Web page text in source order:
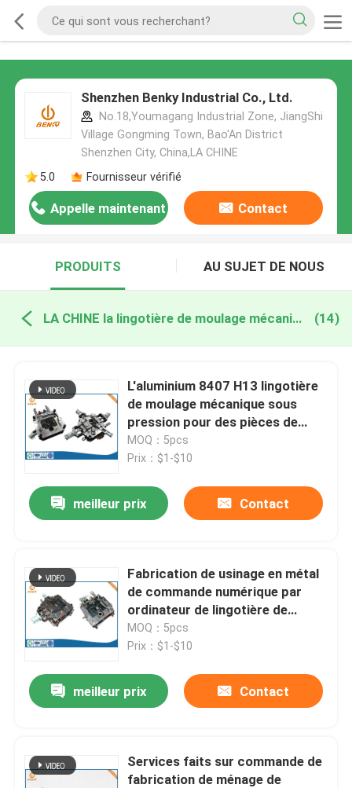
Shenzhen Benky Industrial Co., Ltd.
No.18,Youmagang Industrial Zone, JiangShi
Village Gongming Town, Bao'An District
Shenzhen City, China,LA CHINE
5.0
Fournisseur vérifié
Appelle maintenant Contact
PRODUITS AU SUJET DE NOUS
LA CHINE la lingotière de moulage mécanique sous pression (14)
L'aluminium 8407 H13 lingotière
de moulage mécanique sous
pression pour des pièces de
communication
MOQ：5pcs
Prix：$1-$10
meilleur prix Contact
Fabrication de usinage en métal
de commande numérique par
ordinateur de lingotière de
moulage mécanique sous
pression de coutume de H13
MOQ：5pcs
Prix：$1-$10
meilleur prix Contact
Services faits sur commande de
fabrication de ménage de